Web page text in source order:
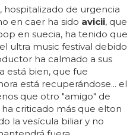
, hospitalizado de urgencia
en caer ha sido avicii, que
en suecia, ha tenido que
ultra music festival debido
ha calmado a sus
está bien, que fue
está recuperándose... el
que otro "amigo" de
criticado más que elton
la vesícula biliar y no